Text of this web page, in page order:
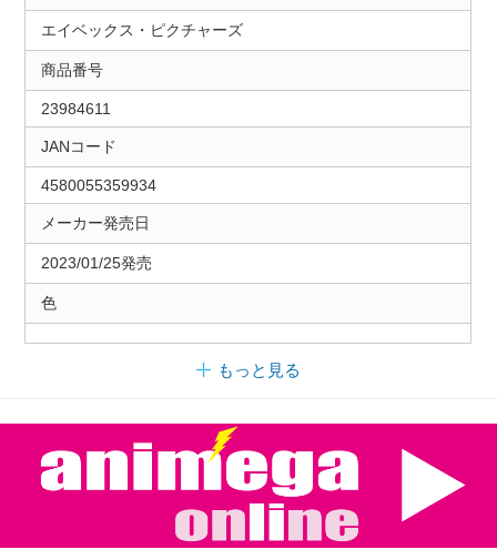
エイベックス・ピクチャーズ
商品番号
23984611
JANコード
4580055359934
メーカー発売日
2023/01/25発売
色
もっと見る